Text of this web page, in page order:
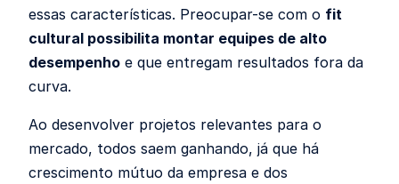
essas características. Preocupar-se com o fit
cultural possibilita montar equipes de alto
desempenho e que entregam resultados fora da
curva.
Ao desenvolver projetos relevantes para o
mercado, todos saem ganhando, já que há
crescimento mútuo da empresa e dos